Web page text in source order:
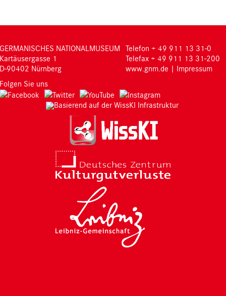
GERMANISCHES NATIONALMUSEUM
Kartäusergasse 1
D-90402 Nürnberg
Telefon + 49 911 13 31-0
Telefax + 49 911 13 31-200
www.gnm.de | Impressum
Folgen Sie uns
Basierend auf der WissKI Infrastruktur